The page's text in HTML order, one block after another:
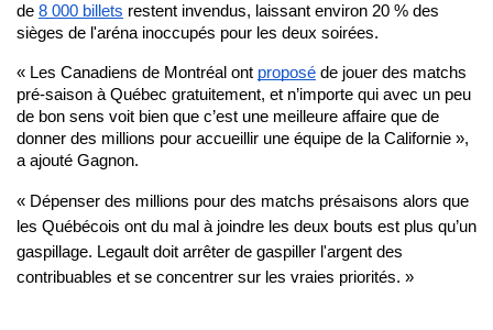
de 8 000 billets restent invendus, laissant environ 20 % des
sièges de l'aréna inoccupés pour les deux soirées.
« Les Canadiens de Montréal ont proposé de jouer des matchs
pré-saison à Québec gratuitement, et n’importe qui avec un peu
de bon sens voit bien que c’est une meilleure affaire que de
donner des millions pour accueillir une équipe de la Californie »,
a ajouté Gagnon.
« Dépenser des millions pour des matchs présaisons alors que
les Québécois ont du mal à joindre les deux bouts est plus qu’un
gaspillage. Legault doit arrêter de gaspiller l'argent des
contribuables et se concentrer sur les vraies priorités. »